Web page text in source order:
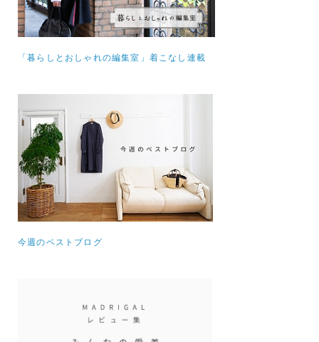
「暮らしとおしゃれの編集室」着こなし連載
今週のベストブログ